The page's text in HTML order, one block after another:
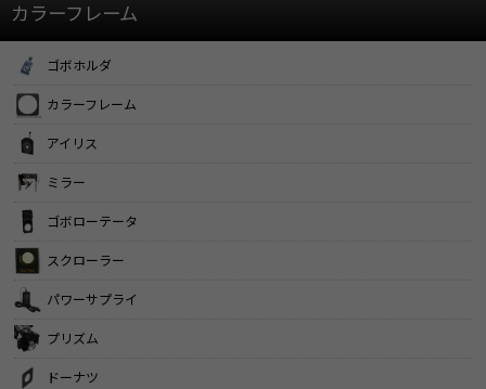
カラーフレーム
ゴボホルダ
カラーフレーム
アイリス
ミラー
ゴボローテータ
スクローラー
パワーサプライ
プリズム
ドーナツ